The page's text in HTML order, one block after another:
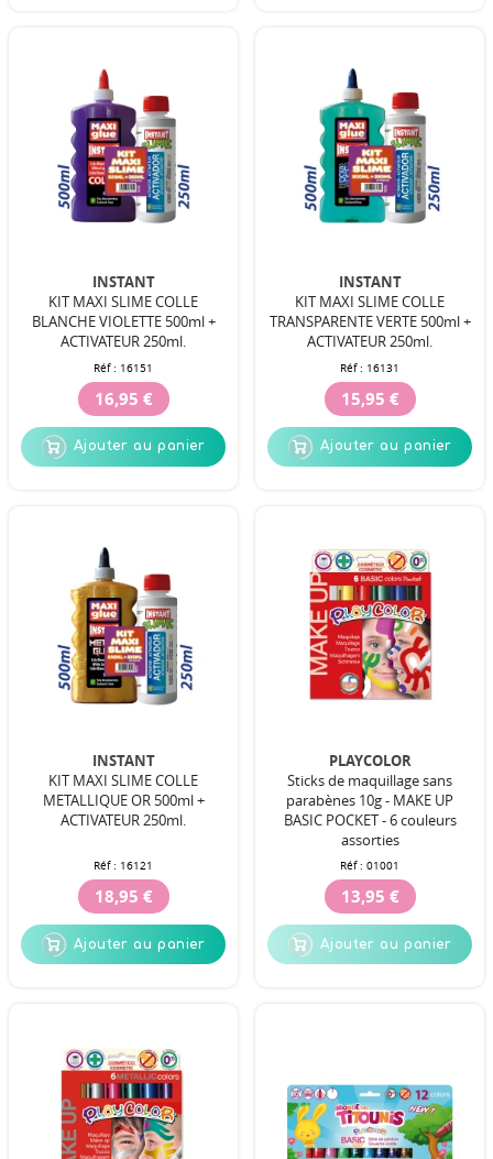
INSTANT
KIT MAXI SLIME COLLE
BLANCHE VIOLETTE 500ml +
ACTIVATEUR 250ml.
Réf : 16151
16,95 €
Ajouter au panier
INSTANT
KIT MAXI SLIME COLLE
TRANSPARENTE VERTE 500ml +
ACTIVATEUR 250ml.
Réf : 16131
15,95 €
Ajouter au panier
INSTANT
KIT MAXI SLIME COLLE
METALLIQUE OR 500ml +
ACTIVATEUR 250ml.
Réf : 16121
18,95 €
Ajouter au panier
PLAYCOLOR
Sticks de maquillage sans
parabènes 10g - MAKE UP
BASIC POCKET - 6 couleurs
assorties
Réf : 01001
13,95 €
Ajouter au panier